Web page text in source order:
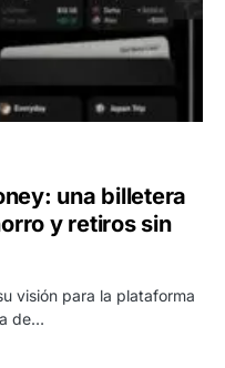
una billetera
y retiros sin
visión para la plataforma
de…